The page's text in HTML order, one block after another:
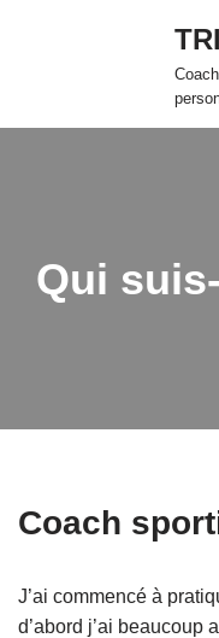
Qui
Coach
J’ai commencé à
d’abord j’ai beaucoup